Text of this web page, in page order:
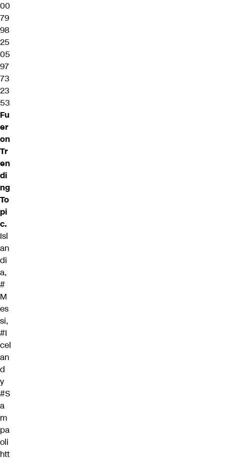
00
79
98
25
05
97
73
23
53
Fu
er
on
Tr
en
di
ng
To
pi
c.
Isl
an
di
a,
#
M
es
si,
#I
cel
an
d
y
#S
a
m
pa
oli
htt